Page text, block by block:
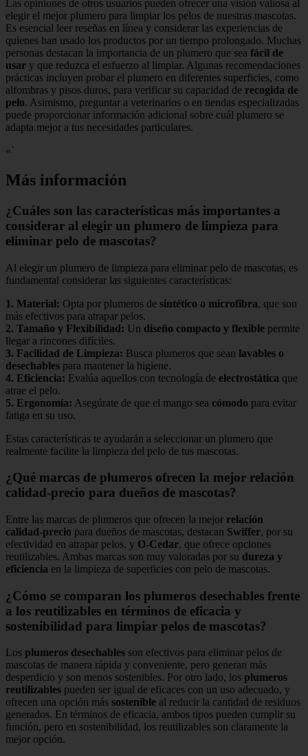
Las opiniones de otros usuarios pueden ofrecer una visión valiosa al
elegir el mejor plumero para limpiar los pelos de nuestras mascotas.
Es esencial leer reseñas en línea y considerar las experiencias de
quienes han usado los productos por un tiempo prolongado. Muchas
personas destacan la importancia de un plumero que sea fácil de
usar y que reduzca el esfuerzo al limpiar. Algunas recomendaciones
prácticas incluyen probar el plumero en diferentes superficies, como
alfombras y pisos duros, para verificar su capacidad de recogida de
pelo. Asimismo, preguntar a veterinarios o en tiendas especializadas
puede proporcionar información adicional sobre cuál plumero se
adapta mejor a tus necesidades particulares.
«`
Más información
¿Cuáles son las características más importantes a
considerar al elegir un plumero de limpieza para
eliminar pelo de mascotas?
Al elegir un plumero de limpieza para eliminar pelo de mascotas, es
fundamental considerar las siguientes características:
1. Material: Opta por plumeros de sintético o microfibra, que son
más efectivos para atrapar pelos.
2. Tamaño y Flexibilidad: Un diseño compacto y flexible permite
llegar a rincones difíciles.
3. Facilidad de Limpieza: Busca plumeros que sean lavables o
desechables para mantener la higiene.
4. Eficiencia: Evalúa aquellos con tecnología de electrostática que
atrae el pelo.
5. Ergonomía: Asegúrate de que el mango sea cómodo para evitar
fatiga en su uso.
Estas características te ayudarán a seleccionar un plumero que
realmente facilite la limpieza del pelo de tus mascotas.
¿Qué marcas de plumeros ofrecen la mejor relación
calidad-precio para dueños de mascotas?
Entre las marcas de plumeros que ofrecen la mejor relación
calidad-precio para dueños de mascotas, destacan Swiffer, por su
efectividad en atrapar pelos, y O-Cedar, que ofrece opciones
reutilizables. Ambas marcas son muy valoradas por su dureza y
eficiencia en la limpieza de superficies con pelo de mascotas.
¿Cómo se comparan los plumeros desechables frente
a los reutilizables en términos de eficacia y
sostenibilidad para limpiar pelos de mascotas?
Los plumeros desechables son efectivos para eliminar pelos de
mascotas de manera rápida y conveniente, pero generan más
desperdicio y son menos sostenibles. Por otro lado, los plumeros
reutilizables pueden ser igual de eficaces con un uso adecuado, y
ofrecen una opción más sostenible al reducir la cantidad de residuos
generados. En términos de eficacia, ambos tipos pueden cumplir su
función, pero en sostenibilidad, los reutilizables son claramente la
mejor opción.